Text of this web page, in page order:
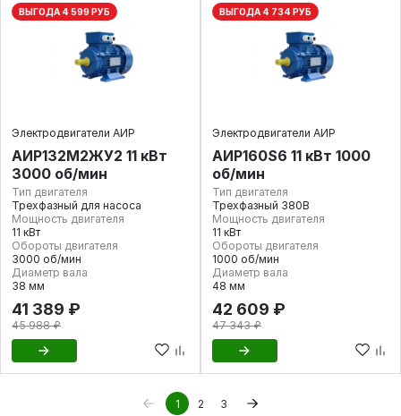
ВЫГОДА 4 599 РУБ
Электродвигатели АИР
АИР132М2ЖУ2 11 кВт
3000 об/мин
Тип двигателя
Трехфазный для насоса
Мощность двигателя
11 кВт
Обороты двигателя
3000 об/мин
Диаметр вала
38 мм
41 389 ₽
45 988 ₽
ВЫГОДА 4 734 РУБ
Электродвигатели АИР
АИР160S6 11 кВт 1000
об/мин
Тип двигателя
Трехфазный 380В
Мощность двигателя
11 кВт
Обороты двигателя
1000 об/мин
Диаметр вала
48 мм
42 609 ₽
47 343 ₽
1 2 3